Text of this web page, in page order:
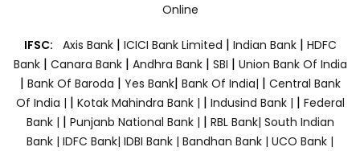
Online
IFSC: Axis Bank | ICICI Bank Limited | Indian Bank | HDFC
Bank| Canara Bank | Andhra Bank| SBI | Union Bank Of India
| Bank Of Baroda | Yes Bank| Bank Of India| | Central Bank
Of India | | Kotak Mahindra Bank | | Indusind Bank | | Federal
Bank | | Punjanb National Bank | | RBL Bank| South Indian
Bank | IDFC Bank| IDBI Bank | Bandhan Bank | UCO Bank |